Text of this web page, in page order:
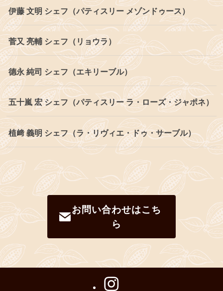
伊藤 文明 シェフ（パティスリー メゾンドゥース）
菅又 亮輔 シェフ（リョウラ）
德永 純司 シェフ（エキリーブル）
五十嵐 宏 シェフ（パティスリー ラ・ローズ・ジャポネ）
植﨑 義明 シェフ（ラ・リヴィエ・ドゥ・サーブル）
お問い合わせはこち
ら